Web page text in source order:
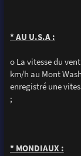
* AU U.S.A :
o La vitesse du
km/h au Mont
enregistré une
;
* MONDIAUX :